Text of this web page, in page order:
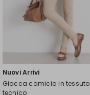
Nuovi Arrivi
Giacca camicia in tessuto
tecnico